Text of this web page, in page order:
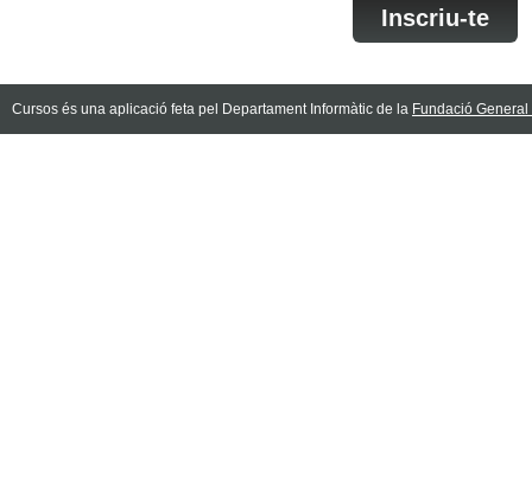
Inscriu-te
Cursos és una aplicació feta pel Departament Informàtic de la Fundació